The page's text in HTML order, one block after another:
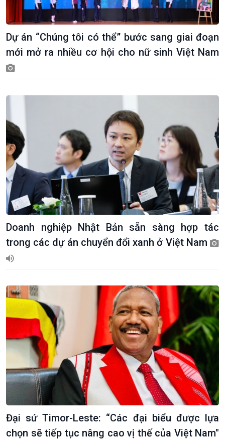
Giới thiệu
Thời sự 6h
Thời sự 21h30
Bản tin
Chuyên mục
Theo dòng Thời sự
Dự án “Chúng tôi có thể” bước sang giai đoạn
mới mở ra nhiều cơ hội cho nữ sinh Việt Nam
Doanh nghiệp Nhật Bản sẵn sàng hợp tác
trong các dự án chuyển đổi xanh ở Việt Nam
Đại sứ Timor-Leste: “Các đại biểu được lựa
chọn sẽ tiếp tục nâng cao vị thế của Việt Nam"